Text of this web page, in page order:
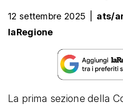
12 settembre 2025 ats/
laRegione
La prima sezione della